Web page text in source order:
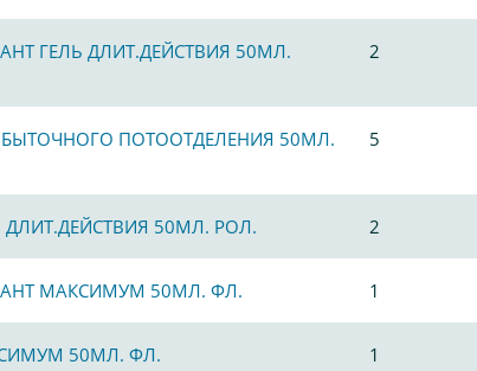
ГЕЛЬ ДЛИТ.ДЕЙСТВИЯ 50МЛ.
2
ПОТООТДЕЛЕНИЯ 50МЛ.
5
ДЛИТ.ДЕЙСТВИЯ 50МЛ. РОЛ. 2
МАКСИМУМ 50МЛ. ФЛ. 1
50МЛ. ФЛ. 1